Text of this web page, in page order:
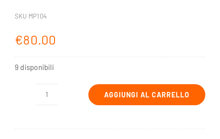
SKU MP104
€80.00
9 disponibili
AGGIUNGI AL CARRELLO